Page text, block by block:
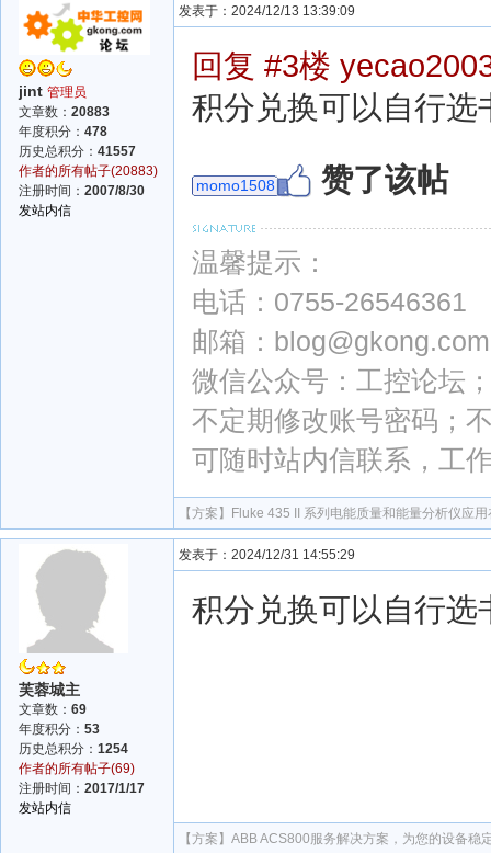
jint 管理员
文章数： 20883
年度积分： 478
历史总积分： 41557
作者的所有帖子(20883)
注册时间： 2007/8/30
发站内信
发表于：2024/12/13 13:39:09
回复 #3楼
积分兑换可以自行选
momo1508 赞了该帖
温馨提示：
电话：0755-26546361
邮箱：blog@gkong.com
微信公众号：工控论坛
不定期修改账号密码；
可随时站内信联系，工
【方案】 Fluke 435 II 系列电能质量和能量分析仪应
芙蓉城主
文章数： 69
年度积分： 53
历史总积分： 1254
作者的所有帖子(69)
注册时间： 2017/1/17
发站内信
发表于：2024/12/31 14:55:29
积分兑换可以自行选
【方案】 ABB ACS800服务解决方案，为您的设备稳